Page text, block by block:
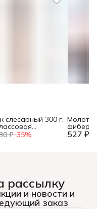
₽−35%
слесарный 300 г,
(шт.) 527 ₽
рассылку
и новости и
заказ